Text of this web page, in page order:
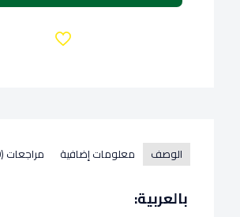
الوصف معلومات إضافية مراجعات (0)
بالعربية: